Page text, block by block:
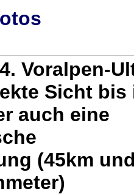
Voralpen-
Sicht bis
auch eine
(45km